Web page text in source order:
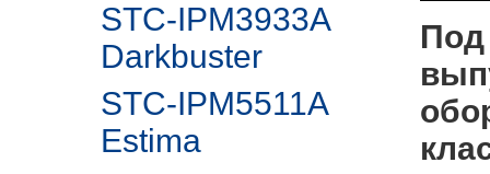
STC-IPM3933A
Darkbuster
STC-IPM5511A
Estima
Под